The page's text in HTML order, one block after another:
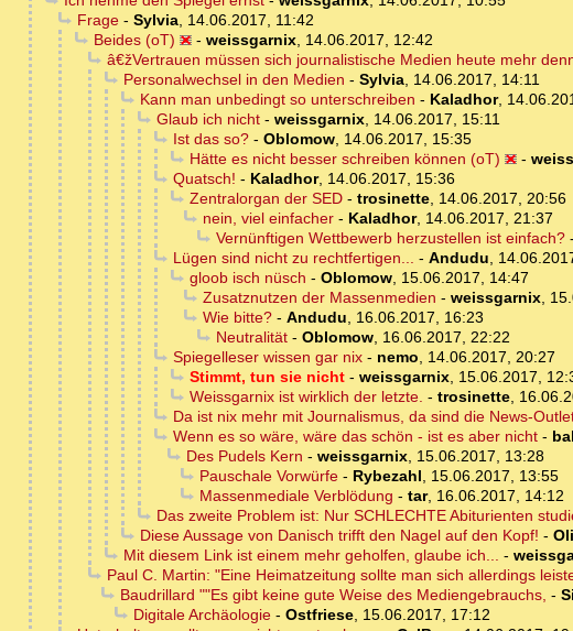
Frage- Sylvia, 14.06.2017, 11:42
Beides (oT)
- weissgarnix, 14.06.2017, 12:42
â€žVertrauen müssen sich journalistische Medien heute mehr
Personalwechsel in den Medien - Sylvia, 14.06.2017, 14:11
Kann man unbedingt so unterschreiben - Kaladhor,
Glaub ich nicht- weissgarnix, 14.06.2017, 15:11
Ist das so?- Oblomow, 14.06.2017, 15:35
Hätte es nicht besser schreiben können (oT)
-
Quatsch! - Kaladhor, 14.06.2017, 15:36
Zentralorgan der SED- trosinette, 14.06.2017, 20:56
nein, viel einfacher- Kaladhor, 14.06.2017, 21:37
Vernünftigen Wettbewerb herzustellen ist einfach?-
Lügen sind nicht zu rechtfertigen... - Andudu,
gloob isch nüsch - Oblomow, 15.06.2017, 14:47
Zusatznutzen der Massenmedien - weissgarnix,
Wie bitte?- Andudu, 16.06.2017, 16:23
Neutralität- Oblomow, 16.06.2017, 22:22
Spiegelleser wissen gar nix- nemo, 14.06.2017, 20:27
Stimmt, tun sie nicht- weissgarnix, 15.06.2017,
Weissgarnix ist wirklich der letzte. - trosinette,
Da ist nix mehr mit Journalismus, da sind die News-
Wenn es so wäre, wäre das schön - ist es aber nicht-
Des Pudels Kern - weissgarnix, 15.06.2017, 13:28
Pauschale Vorwürfe- Rybezahl, 15.06.2017, 13:55
Massenmediale Verblödung - tar, 16.06.2017, 14:12
Das zweite Problem ist: Nur SCHLECHTE Abiturienten
Diese Aussage von Danisch trifft den Nagel auf den Kopf! -
Mit diesem Link ist einem mehr geholfen, glaube ich... -
Paul C. Martin: "Eine Heimatzeitung sollte man sich allerdings
Baudrillard ""Es gibt keine gute Weise des Mediengebrauchs, -
Digitale Archäologie- Ostfriese, 15.06.2017, 17:12